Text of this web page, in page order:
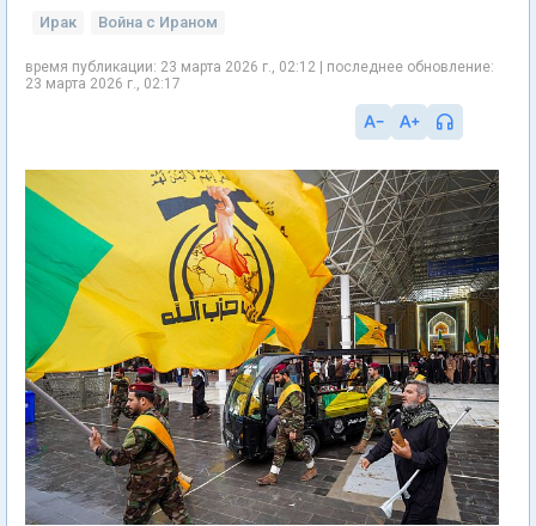
Ирак Война с Ираном
время публикации: 23 марта 2026 г., 02:12 | последнее обновление:
23 марта 2026 г., 02:17